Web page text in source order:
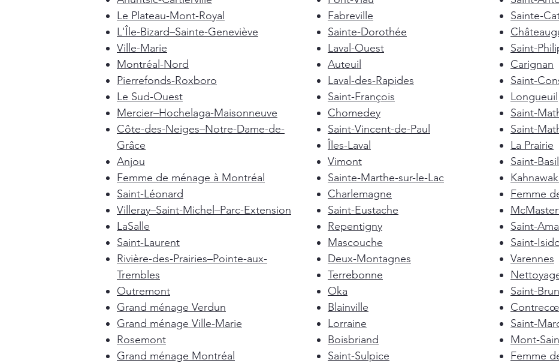
Le Plateau-Mont-Royal
L'Île-Bizard–Sainte-Geneviève
Ville-Marie
Montréal-Nord
Pierrefonds-Roxboro
Le Sud-Ouest
Mercier–Hochelaga-Maisonneuve
Côte-des-Neiges–Notre-Dame-de-
Grâce
Anjou
Femme de ménage à Montréal
Saint-Léonard
Villeray–Saint-Michel–Parc-Extension
LaSalle
Saint-Laurent
Rivière-des-Prairies–Pointe-aux-
Trembles
Outremont
Grand ménage Verdun
Grand ménage Ville-Marie
Rosemont
Grand ménage Montréal
Fabreville
Sainte-Dorothée
Laval-Ouest
Auteuil
Laval-des-Rapides
Saint-François
Chomedey
Saint-Vincent-de-Paul
Îles-Laval
Vimont
Sainte-Marthe-sur-le-Lac
Charlemagne
Saint-Eustache
Repentigny
Mascouche
Deux-Montagnes
Terrebonne
Oka
Blainville
Lorraine
Boisbriand
Saint-Sulpice
Sainte-
Saint-
Carignan
Saint-
Longueuil
Saint-
Saint-
La Prairie
Saint-
Femme
Saint-
Saint-
Varennes
Saint-
Saint-
Mont-
Femme